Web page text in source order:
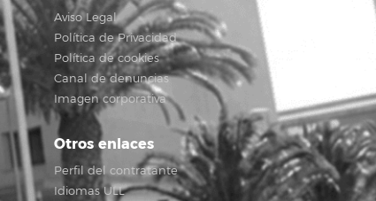
Aviso Legal
Política de Privacidad
Política de cookies
Canal de denuncias
Imagen corporativa
Otros enlaces
Perfil del contratante
Idiomas ULL